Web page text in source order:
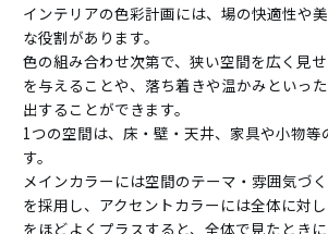
インテリアの色彩計画には、場の快適性や
な役割があります。
色の組み合わせ次第で、狭い空間を広く見
を与えることや、落ち着きや温かみといっ
出することができます。
1つの空間は、床・壁・天井、家具や小物等
す。
メインカラーには空間のテーマ・雰囲気づ
を採用し、アクセントカラーには全体に対
をほどよくプラスすると、全体で見たとき